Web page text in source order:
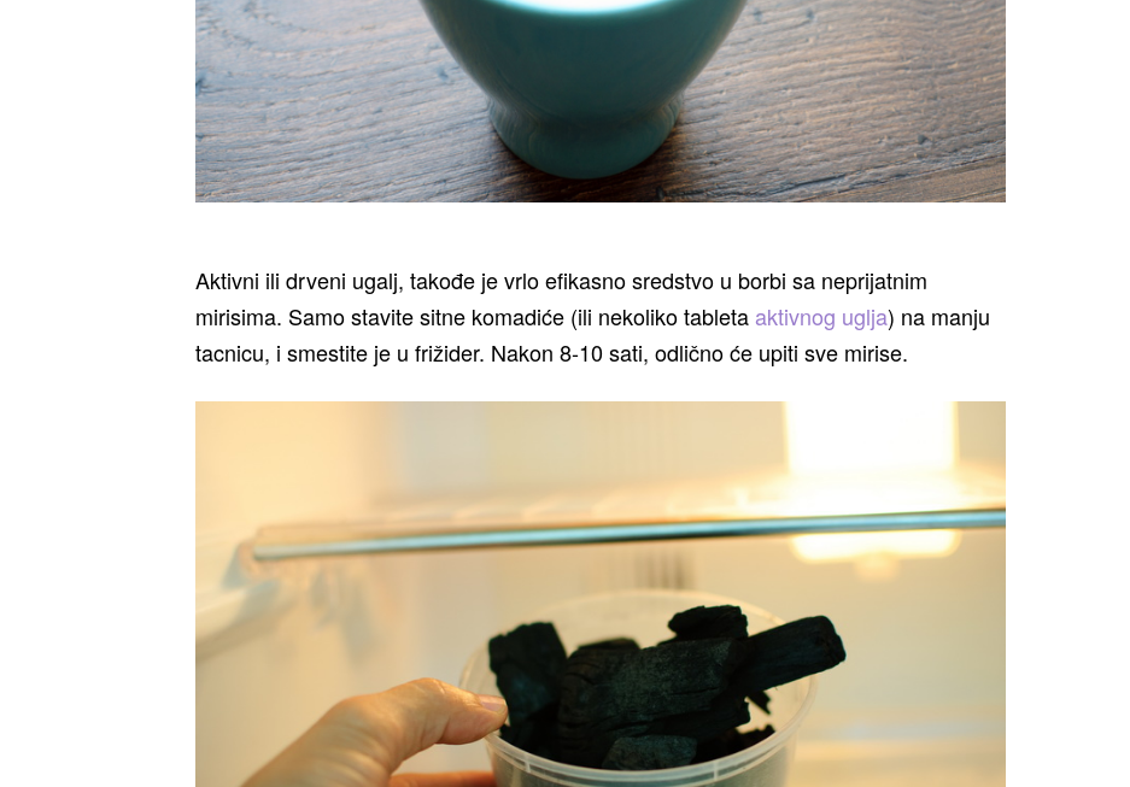
Aktivni ili drveni ugalj, takođe je vrlo efikasno sredstvo u borbi sa neprijatnim
mirisima. Samo stavite sitne komadiće (ili nekoliko tabletaaktivnog uglja) na manju
tacnicu, i smestite je u frižider. Nakon 8-10 sati, odlično će upiti sve mirise.